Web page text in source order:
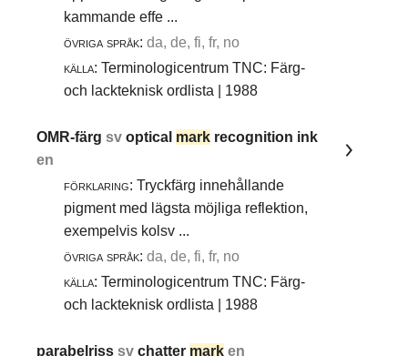
kammande effe ...
övriga språk: da, de, fi, fr, no
källa: Terminologicentrum TNC: Färg-
och lackteknisk ordlista | 1988
OMR-färgsvoptical mark recognition ink
en
förklaring: Tryckfärg innehållande
pigment med lägsta möjliga reflektion,
exempelvis kolsv ...
övriga språk: da, de, fi, fr, no
källa: Terminologicentrum TNC: Färg-
och lackteknisk ordlista | 1988
parabelrisssvchatter mark en